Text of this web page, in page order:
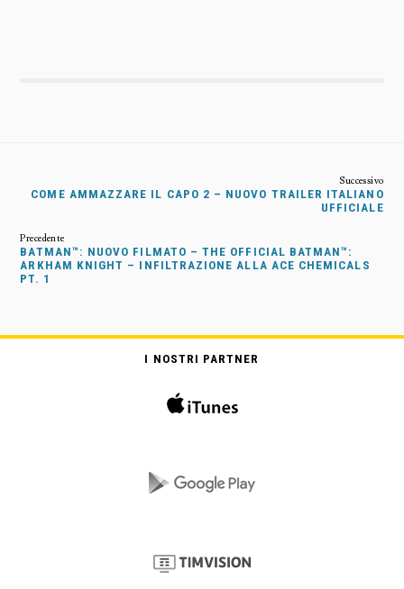
COME AMMAZZARE IL CAPO 2 – NUOVO TRAILER ITALIANO
UFFICIALE
BATMAN™: NUOVO FILMATO – THE OFFICIAL BATMAN™:
ARKHAM KNIGHT – INFILTRAZIONE ALLA ACE CHEMICALS
PT. 1
I NOSTRI PARTNER